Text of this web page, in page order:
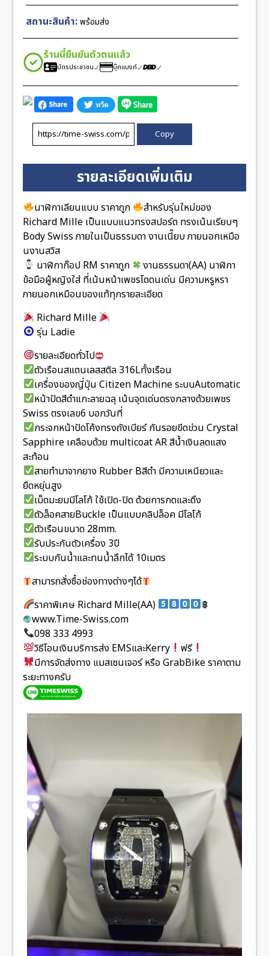
สถานะสินค้า:พร้อมส่ง
ร้านนี้ยืนยันตัวตนแล้ว
บัตรประชาชน บุ๊คแบงก์
Copy
รายละเอียดเพิ่มเติม
นาฬิกาเลียนแบบ ราคาถูก
สำหรับรุ่นใหม่ของ
Richard Mille เป็นแบบแนวทรงสปอร์ต ทรงเน้นเรียบๆ
Body Swiss ภายในเป็นธรรมดา งานเนี๊ยบ ภายนอกเหมือ
นงานสวิส
นาฬิกาก๊อป RM ราคาถูก
งานธรรมดา(AA) นาฬิกา
ข้อมือผู้หญิงใส่ ที่เน้นหน้าเพชรโดดนเด่น มีความหรูหรา
ภายนอกเหมือนของแท้ทุกรายละเอียด
Richard Mille
รุ่น Ladie
รายละเอียดทั่วไป
ตัวเรือนสแตนเลสสติล 316Lทั้งเรือน
เครื่องของญี่ปุ่น Citizen Machine ระบบAutomatic
หน้าปัดสีดำแกะลายฉลุ เน้นจุดเด่นตรงกลางด้วยเพชร
Swiss ตรงเลข6 บอกวันที่
กระจกหน้าปัดโค้งทรงถังเบียร์ กันรอยขีดข่วน Crystal
Sapphire เคลือบด้วย multicoat AR สีน้ำเงินลดแสง
สะท้อน
สายทำมาจากยาง Rubber Bสีดำ มีความเหนียวและ
ยืดหยุ่นสูง
เม็ดมะยมมีโลโก้ ใช้เปิด-ปิด ด้วยการกดและดึง
ตัวล็อคสายBuckle เป็นแบบคลิปล็อค มีโลโก้
ตัวเรือนขนาด 28mm.
รับประกันตัวเครื่อง 3ปี
ระบบกันน้ำและทนน้ำลึกได้ 10เมตร
สามารถสั่งซื้อช่องทางต่างๆได้
ราคาพิเศษ Richard Mille(AA)
฿
www.Time-Swiss.com
098 333 4993
วิธีโอนเงินบริการส่ง EMSและKerry
ฟรี
มีการจัดส่งทาง แมสเซนเจอร์ หรือ GrabBike ราคาตาม
ระยะทางครับ